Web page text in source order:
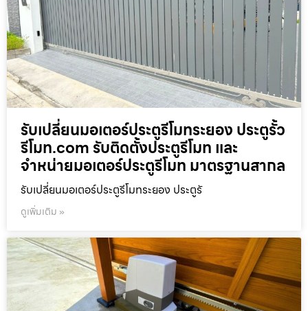
รับเปลี่ยนมอเตอร์ประตูรีโมทระยอง ประตูรั้ว
รีโมท.com รับติดตั้งประตูรีโมท และ
จำหน่ายมอเตอร์ประตูรีโมท มาตรฐานสากล
รับเปลี่ยนมอเตอร์ประตูรีโมทระยอง ประตูรั
ดูเพิ่มเติม »